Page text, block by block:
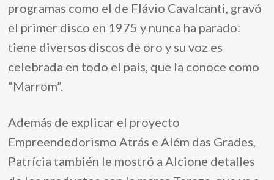
programas como el de Flávio Cavalcanti, gravó
el primer disco en 1975 y nunca ha parado:
tiene diversos discos de oro y su voz es
celebrada en todo el país, que la conoce como
“Marrom”.
Además de explicar el proyecto
Empreendedorismo Atrás e Além das Grades,
Patrícia también le mostró a Alcione detalles